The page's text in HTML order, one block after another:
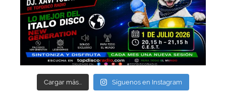
Cargar más... Síguenos en Instagram